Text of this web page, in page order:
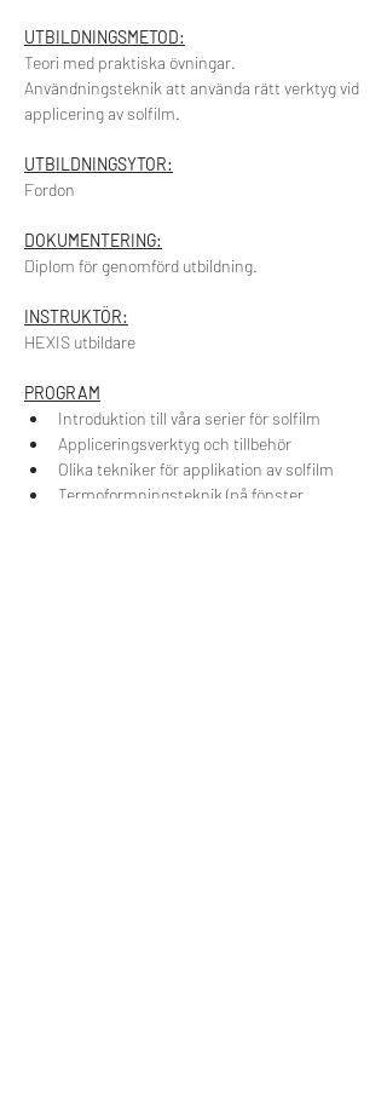
UTBILDNINGSMETOD:
Teori med praktiska övningar.
Användningsteknik att använda rätt verktyg vid
applicering av solfilm.
UTBILDNINGSYTOR:
Fordon
DOKUMENTERING:
Diplom för genomförd utbildning.
INSTRUKTÖR:
HEXIS utbildare
PROGRAM
Introduktion till våra serier för solfilm
Appliceringsverktyg och tillbehör
Olika tekniker för applikation av solfilm
Termoformningsteknik (på fönster,